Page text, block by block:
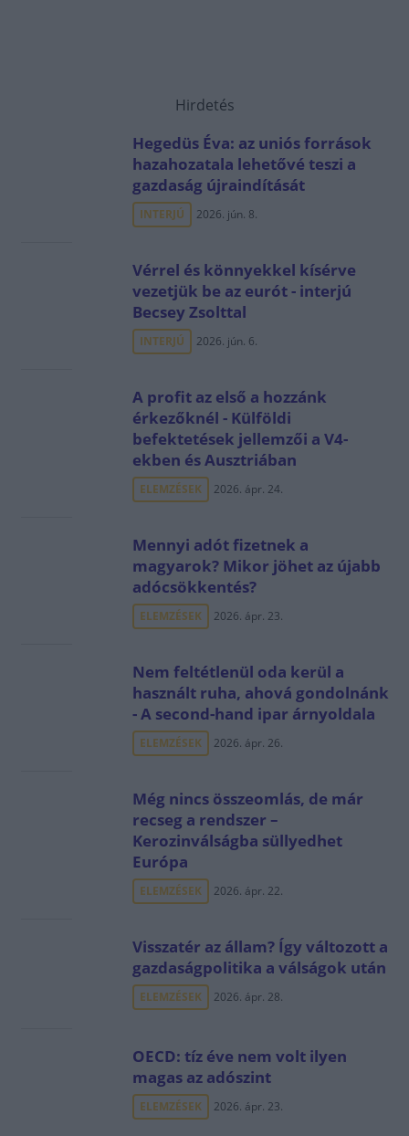
Hirdetés
Hegedüs Éva: az uniós források
hazahozatala lehetővé teszi a
gazdaság újraindítását
INTERJÚ 2026. jún. 8.
Vérrel és könnyekkel kísérve
vezetjük be az eurót - interjú
Becsey Zsolttal
INTERJÚ 2026. jún. 6.
A profit az első a hozzánk
érkezőknél - Külföldi
befektetések jellemzői a V4-
ekben és Ausztriában
ELEMZÉSEK 2026. ápr. 24.
Mennyi adót fizetnek a
magyarok? Mikor jöhet az újabb
adócsökkentés?
ELEMZÉSEK 2026. ápr. 23.
Nem feltétlenül oda kerül a
használt ruha, ahová gondolnánk
- A second-hand ipar árnyoldala
ELEMZÉSEK 2026. ápr. 26.
Még nincs összeomlás, de már
recseg a rendszer –
Kerozinválságba süllyedhet
Európa
ELEMZÉSEK 2026. ápr. 22.
Visszatér az állam? Így változott a
gazdaságpolitika a válságok után
ELEMZÉSEK 2026. ápr. 28.
OECD: tíz éve nem volt ilyen
magas az adószint
ELEMZÉSEK 2026. ápr. 23.